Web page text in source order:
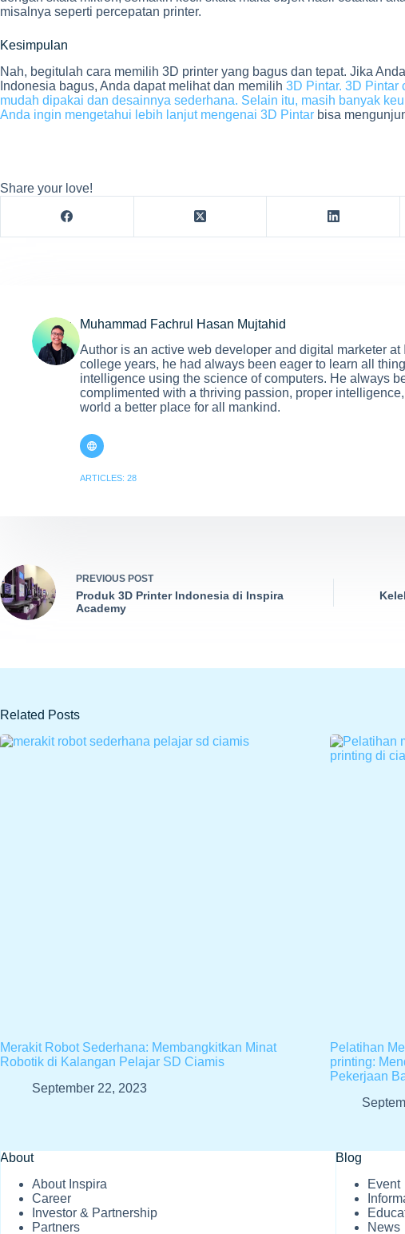
misalnya seperti percepatan printer.
Kesimpulan
Nah, begitulah cara memilih 3D printer yang bagus dan tepat. Jika
Indonesia bagus, Anda dapat melihat dan memilih 3D Pintar. 3D Pintar
mudah dipakai dan desainnya sederhana. Selain itu, masih banyak
Anda ingin mengetahui lebih lanjut mengenai 3D Pintar bisa
Share your love!
Muhammad Fachrul Hasan Mujtahid
Author is an active web developer and digital marketer
college years, he had always been eager to learn all
intelligence using the science of computers. He always
complimented with a thriving passion, proper
world a better place for all mankind.
ARTICLES: 28
PREVIOUS POST
Produk 3D Printer Indonesia di Inspira
Academy
Related Posts
Merakit Robot Sederhana: Membangkitkan Minat
Robotik di Kalangan Pelajar SD Ciamis
September 22, 2023
Pelatihan
printing:
Pekerjaan
About
About Inspira
Career
Investor & Partnership
Partners
Blog
Event
News